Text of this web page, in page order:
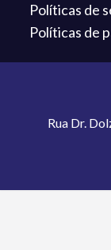
Políticas de
Políticas de
Rua Dr.